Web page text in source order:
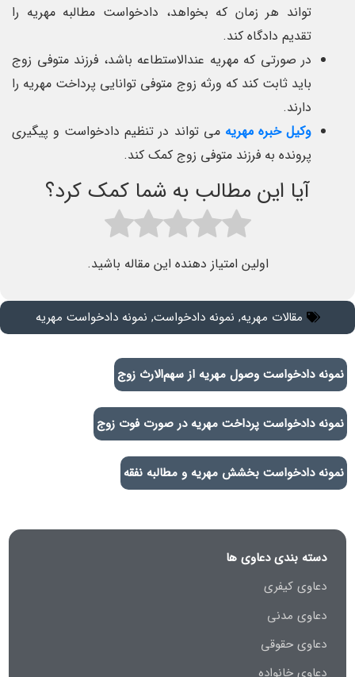
تواند هر زمان که بخواهد، دادخواست مطالبه مهریه را
تقدیم دادگاه کند.
در صورتی که مهریه عندالاستطاعه باشد، فرزند متوفی زوج
باید ثابت کند که ورثه زوج متوفی توانایی پرداخت مهریه را
دارند.
وکیل خبره مهریه می تواند در تنظیم دادخواست و پیگیری
پرونده به فرزند متوفی زوج کمک کند.
آیا این مطالب به شما کمک کرد؟
اولین امتیاز دهنده این مقاله باشید.
مقالات مهریه, نمونه دادخواست, نمونه دادخواست مهریه
نمونه دادخواست وصول مهریه از سهم‌الارث زوج
نمونه دادخواست پرداخت مهریه در صورت فوت زوج
نمونه دادخواست بخشش مهریه و مطالبه نفقه
دسته بندی دعاوی ها
دعاوی کیفری
دعاوی مدنی
دعاوی حقوقی